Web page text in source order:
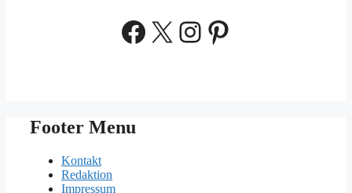
Facebook
X Instagram
Pinterest
Footer Menu
Kontakt
Redaktion
Impressum